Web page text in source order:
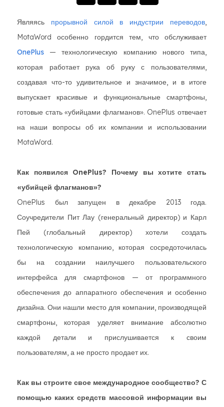
Являясь прорывной силой в индустрии переводов,
MotaWord особенно гордится тем, что обслуживает
OnePlus — технологическую компанию нового типа,
которая работает рука об руку с пользователями,
создавая что-то удивительное и значимое, и в итоге
выпускает красивые и функциональные смартфоны,
готовые стать «убийцами флагманов». OnePlus отвечает
на наши вопросы об их компании и использовании
MotaWord.
Как появился OnePlus? Почему вы хотите стать
«убийцей флагманов»?
OnePlus был запущен в декабре 2013 года.
Соучредители Пит Лау (генеральный директор) и Карл
Пей (глобальный директор) хотели создать
технологическую компанию, которая сосредоточилась
бы на создании наилучшего пользовательского
интерфейса для смартфонов — от программного
обеспечения до аппаратного обеспечения и особенно
дизайна. Они нашли место для компании, производящей
смартфоны, которая уделяет внимание абсолютно
каждой детали и прислушивается к своим
пользователям, а не просто продает их.
Как вы строите свое международное сообщество? С
помощью каких средств массовой информации вы